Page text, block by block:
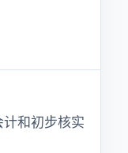
和初步核实